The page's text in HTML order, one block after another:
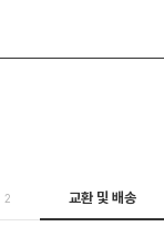
2 교환 및 배송